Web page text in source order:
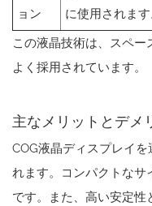
ョン
に使用されます
この液晶技術は、スペ
よく採用されています。
主なメリットとデメ
COG液晶ディスプレイ
れます。コンパクトなサ
です。また、高い安定性